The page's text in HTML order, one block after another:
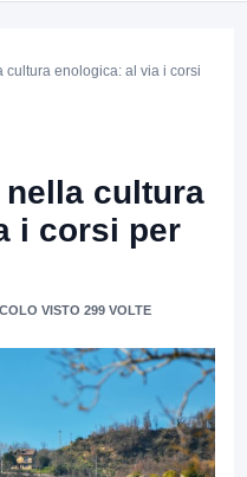
cultura enologica: al via i corsi
cultura
i corsi per
VISTO 299 VOLTE